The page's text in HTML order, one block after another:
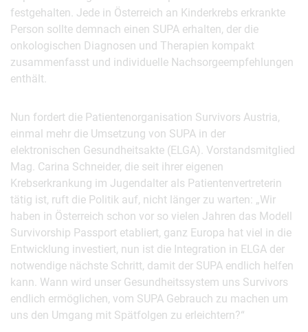
festgehalten. Jede in Österreich an Kinderkrebs erkrankte
Person sollte demnach einen SUPA erhalten, der die
onkologischen Diagnosen und Therapien kompakt
zusammenfasst und individuelle Nachsorgeempfehlungen
enthält.
Nun fordert die Patientenorganisation Survivors Austria,
einmal mehr die Umsetzung von SUPA in der
elektronischen Gesundheitsakte (ELGA). Vorstandsmitglied
Mag. Carina Schneider, die seit ihrer eigenen
Krebserkrankung im Jugendalter als Patientenvertreterin
tätig ist, ruft die Politik auf, nicht länger zu warten: „Wir
haben in Österreich schon vor so vielen Jahren das Modell
Survivorship Passport etabliert, ganz Europa hat viel in die
Entwicklung investiert, nun ist die Integration in ELGA der
notwendige nächste Schritt, damit der SUPA endlich helfen
kann. Wann wird unser Gesundheitssystem uns Survivors
endlich ermöglichen, vom SUPA Gebrauch zu machen um
uns den Umgang mit Spätfolgen zu erleichtern?“